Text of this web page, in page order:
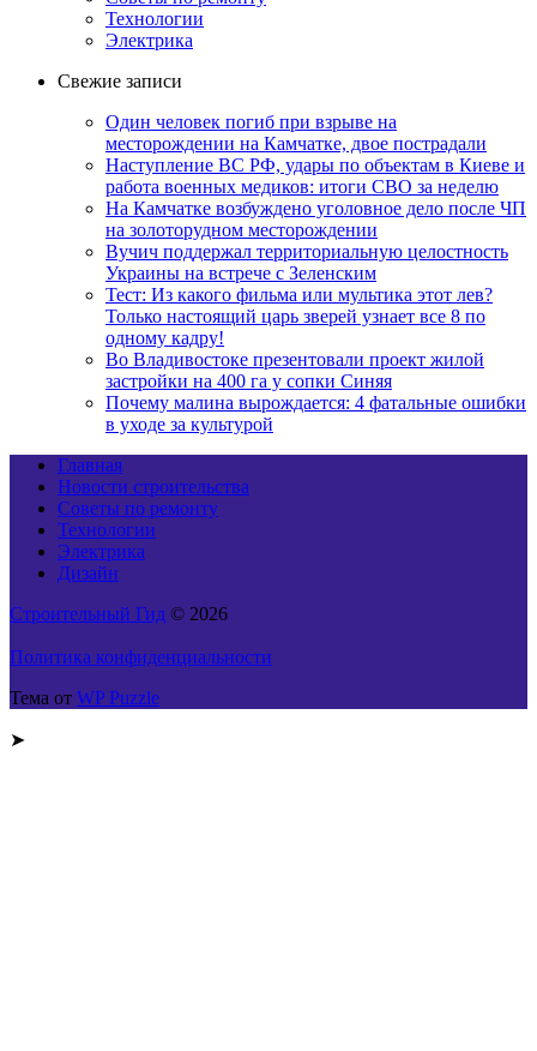
Технологии
Электрика
Свежие записи
Один человек погиб при взрыве на
месторождении на Камчатке, двое пострадали
Наступление ВС РФ, удары по объектам в Киеве и
работа военных медиков: итоги СВО за неделю
На Камчатке возбуждено уголовное дело после ЧП
на золоторудном месторождении
Вучич поддержал территориальную целостность
Украины на встрече с Зеленским
Тест: Из какого фильма или мультика этот лев?
Только настоящий царь зверей узнает все 8 по
одному кадру!
Во Владивостоке презентовали проект жилой
застройки на 400 га у сопки Синяя
Почему малина вырождается: 4 фатальные ошибки
в уходе за культурой
Главная
Новости строительства
Советы по ремонту
Технологии
Электрика
Дизайн
Строительный Гид © 2026
Политика конфиденциальности
Тема от WP Puzzle
➤